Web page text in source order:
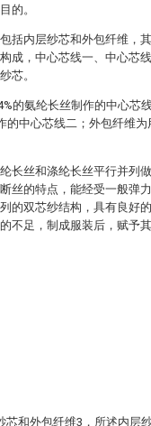
的。
括内层纱芯和外包纤维，
成，中心芯线一、中心芯
芯。
的氨纶长丝制作的中心芯
的中心芯线二；外包纤维为
长丝和涤纶长丝平行并列
丝的特点，能经受一般弹
的双芯纱结构，具有良好
不足，制成服装后，赋予
和外包纤维3，所述内层